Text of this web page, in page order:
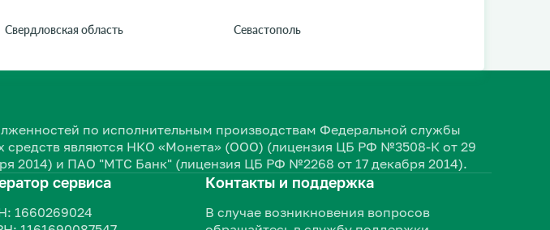
Свердловская область Севастополь
по исполнительным производствам Федеральной службы
являются НКО «Монета» (ООО) (лицензия ЦБ РФ №3508-К от 29
2014) и ПАО "МТС Банк" (лицензия ЦБ РФ №2268 от 17 декабря 2014).
сервиса
1660269024
Контакты и поддержка
В случае возникновения вопросов